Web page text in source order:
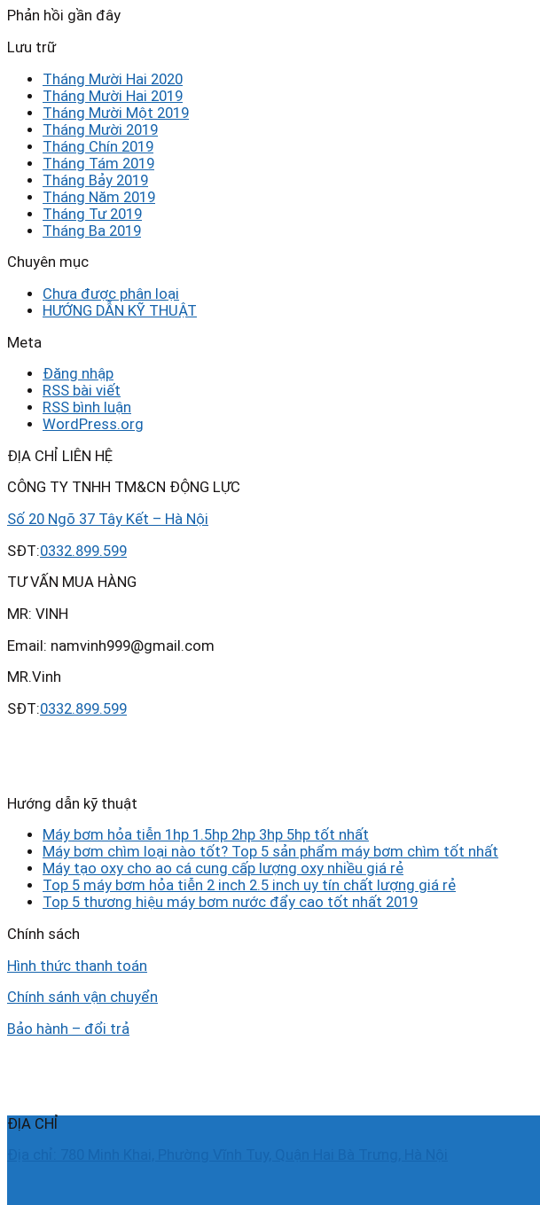
Phản hồi gần đây
Lưu trữ
Tháng Mười Hai 2020
Tháng Mười Hai 2019
Tháng Mười Một 2019
Tháng Mười 2019
Tháng Chín 2019
Tháng Tám 2019
Tháng Bảy 2019
Tháng Năm 2019
Tháng Tư 2019
Tháng Ba 2019
Chuyên mục
Chưa được phân loại
HƯỚNG DẪN KỸ THUẬT
Meta
Đăng nhập
RSS bài viết
RSS bình luận
WordPress.org
ĐỊA CHỈ LIÊN HỆ
CÔNG TY TNHH TM&CN ĐỘNG LỰC
Số 20 Ngõ 37 Tây Kết – Hà Nội
SĐT:0332.899.599
TƯ VẤN MUA HÀNG
MR: VINH
Email: namvinh999@gmail.com
MR.Vinh
SĐT:0332.899.599
Hướng dẫn kỹ thuật
Máy bơm hỏa tiễn 1hp 1.5hp 2hp 3hp 5hp tốt nhất
Máy bơm chìm loại nào tốt? Top 5 sản phẩm máy bơm chìm tốt nhất
Máy tạo oxy cho ao cá cung cấp lượng oxy nhiều giá rẻ
Top 5 máy bơm hỏa tiễn 2 inch 2.5 inch uy tín chất lượng giá rẻ
Top 5 thương hiệu máy bơm nước đẩy cao tốt nhất 2019
Chính sách
Hình thức thanh toán
Chính sánh vận chuyển
Bảo hành – đổi trả
ĐỊA CHỈ